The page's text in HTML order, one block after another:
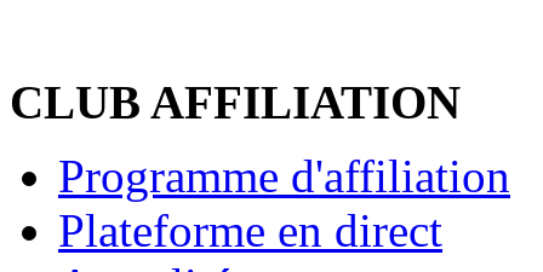
CLUB AFFILIATION
Programme d'affiliation
Plateforme en direct